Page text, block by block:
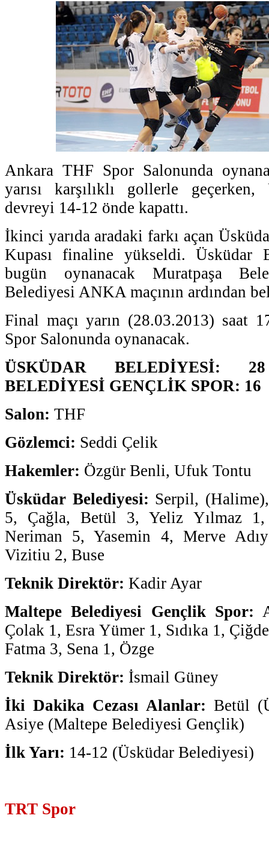
Ankara THF Spor Salonunda
yarısı karşılıklı gollerle
devreyi 14-12 önde kapattı.
İkinci yarıda aradaki farkı açan
Kupası finaline yükseldi. Üsküdar
bugün oynanacak Muratpaşa
Belediyesi ANKA maçının ardından
Final maçı yarın (28.03.2013) saat
Spor Salonunda oynanacak.
ÜSKÜDAR BELEDİYESİ:
BELEDİYESİ GENÇLİK SPOR: 16
Salon: THF
Gözlemci: Seddi Çelik
Hakemler: Özgür Benli, Ufuk Tontu
Üsküdar Belediyesi: Serpil,
5, Çağla, Betül 3, Yeliz Yılmaz
Neriman 5, Yasemin 4, Merve
Vizitiu 2, Buse
Teknik Direktör: Kadir Ayar
Maltepe Belediyesi Gençlik Spor:
Çolak 1, Esra Yümer 1, Sıdıka 1,
Fatma 3, Sena 1, Özge
Teknik Direktör: İsmail Güney
İki Dakika Cezası Alanlar: Betül
Asiye (Maltepe Belediyesi Gençlik)
İlk Yarı: 14-12 (Üsküdar Belediyesi)
TRT Spor